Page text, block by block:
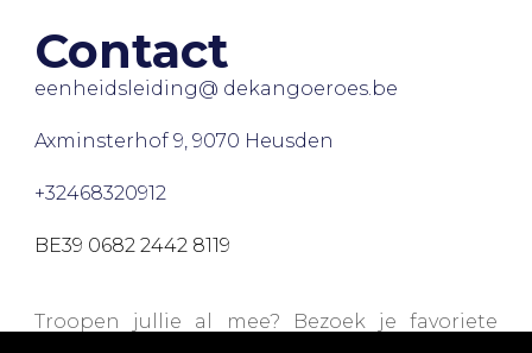
Contact
eenheidsleiding@ dekangoeroes.be
Axminsterhof 9, 9070 Heusden
+32468320912
BE39 0682 2442 8119
Troopen jullie al mee? Bezoek je favoriete